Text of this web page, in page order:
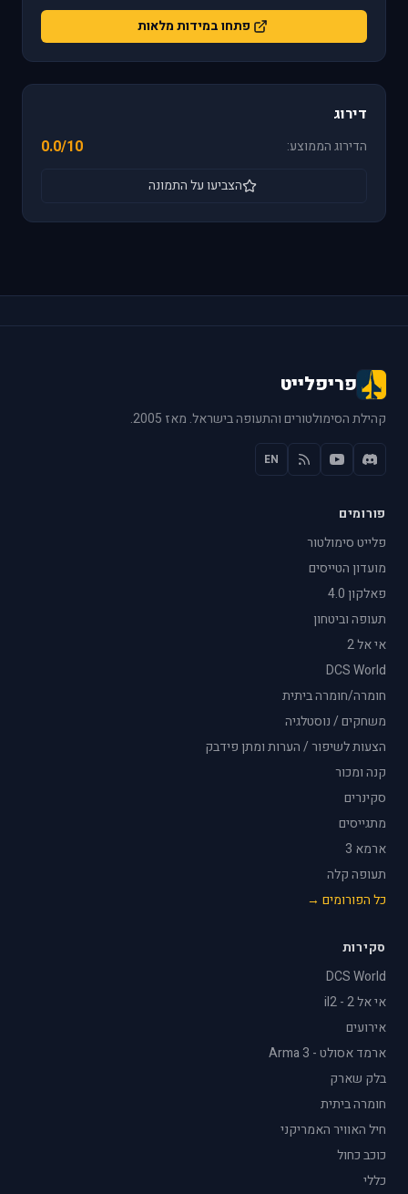
פתחו במידות מלאות
דירוג
הדירוג הממוצע: 0.0/10
הצביעו על התמונה
פריפלייט
קהילת הסימולטורים והתעופה בישראל. מאז 2005.
EN
פורומים
פלייט סימולטור
מועדון הטייסים
פאלקון 4.0
תעופה וביטחון
אי אל 2
DCS World
חומרה/חומרה ביתית
משחקים / נוסטלגיה
הצעות לשיפור / הערות ומתן פידבק
קנה ומכור
סקינרים
מתגייסים
ארמא 3
תעופה קלה
כל הפורומים →
סקירות
DCS World
אי אל 2 - il2
אירועים
ארמד אסולט - Arma 3
בלק שארק
חומרה ביתית
חיל האוויר האמריקני
כוכב כחול
כללי